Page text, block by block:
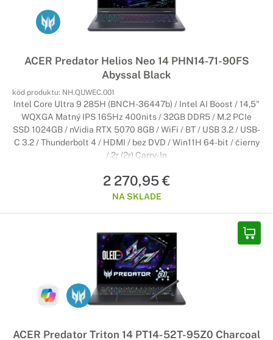
ACER Predator Helios Neo 14 PHN14-71-90FS
Abyssal Black
kód produktu: NH.QUWEC.001
Intel Core Ultra 9 285H (BNCH-36447b) / Intel AI Boost / 14,5"
WQXGA Matný IPS 165Hz 400nits / 32GB DDR5 / M.2 PCIe
SSD 1024GB / nVidia RTX 5070 8GB / WiFi / BT / USB 3.2 / USB-
C 3.2 / Thunderbolt 4 / HDMI / bez DVD / Win11H 64-bit / čierny
/ 2r (2r) Carry-In
2 270,95 €
NA SKLADE
ACER Predator Triton 14 PT14-52T-95Z0 Charcoal